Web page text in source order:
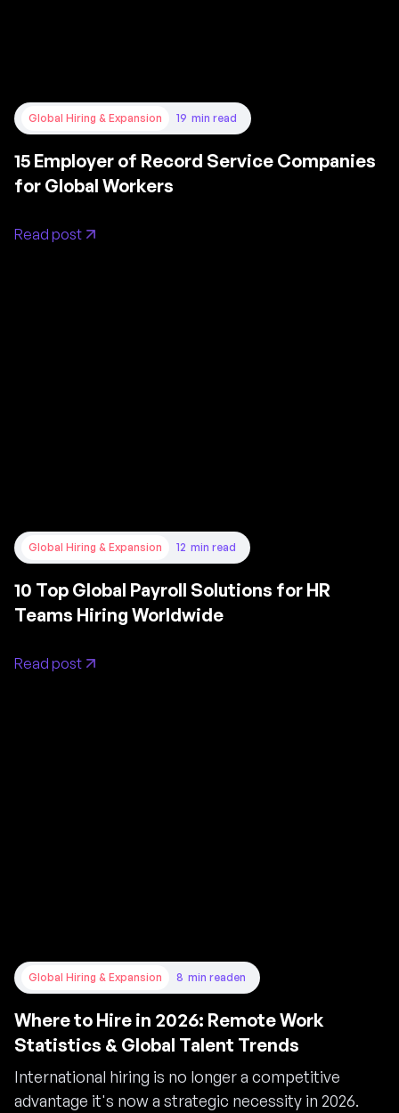
Global Hiring & Expansion 19 min read
15 Employer of Record Service Companies
for Global Workers
Read post
Global Hiring & Expansion 12 min read
10 Top Global Payroll Solutions for HR
Teams Hiring Worldwide
Read post
Global Hiring & Expansion 8 min readen
Where to Hire in 2026: Remote Work
Statistics & Global Talent Trends
International hiring is no longer a competitive
advantage it's now a strategic necessity in 2026.